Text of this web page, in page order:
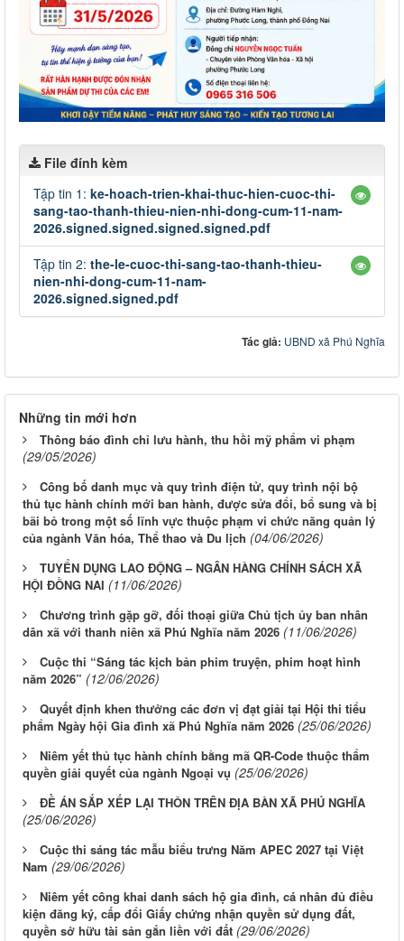
File đính kèm
Tập tin 1: ke-hoach-trien-khai-thuc-hien-cuoc-thi-
sang-tao-thanh-thieu-nien-nhi-dong-cum-11-nam-
2026.signed.signed.signed.signed.pdf
Tập tin 2: the-le-cuoc-thi-sang-tao-thanh-thieu-
nien-nhi-dong-cum-11-nam-
2026.signed.signed.pdf
Tác giả: UBND xã Phú Nghĩa
Những tin mới hơn
Thông báo đình chỉ lưu hành, thu hồi mỹ phẩm vi phạm
(29/05/2026)
Công bố danh mục và quy trình điện tử, quy trình nội bộ
thủ tục hành chính mới ban hành, được sửa đổi, bổ sung và bị
bãi bỏ trong một số lĩnh vực thuộc phạm vi chức năng quản lý
của ngành Văn hóa, Thể thao và Du lịch (04/06/2026)
TUYỂN DỤNG LAO ĐỘNG – NGÂN HÀNG CHÍNH SÁCH XÃ
HỘI ĐỒNG NAI (11/06/2026)
Chương trình gặp gỡ, đối thoại giữa Chủ tịch ủy ban nhân
dân xã với thanh niên xã Phú Nghĩa năm 2026 (11/06/2026)
Cuộc thi “Sáng tác kịch bản phim truyện, phim hoạt hình
năm 2026” (12/06/2026)
Quyết định khen thưởng các đơn vị đạt giải tại Hội thi tiểu
phẩm Ngày hội Gia đình xã Phú Nghĩa năm 2026 (25/06/2026)
Niêm yết thủ tục hành chính bằng mã QR-Code thuộc thẩm
quyền giải quyết của ngành Ngoại vụ (25/06/2026)
ĐỀ ÁN SẮP XẾP LẠI THÔN TRÊN ĐỊA BÀN XÃ PHÚ NGHĨA
(25/06/2026)
Cuộc thi sáng tác mẫu biểu trưng Năm APEC 2027 tại Việt
Nam (29/06/2026)
Niêm yết công khai danh sách hộ gia đình, cá nhân đủ điều
kiện đăng ký, cấp đổi Giấy chứng nhận quyền sử dụng đất,
quyền sở hữu tài sản gắn liền với đất (29/06/2026)